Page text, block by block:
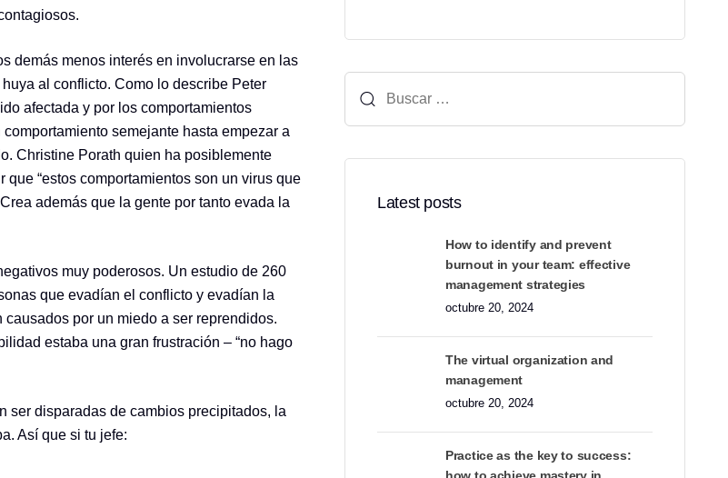
demás menos interés en involucrarse en las
al conflicto. Como lo describe Peter
afectada y por los comportamientos
semejante hasta empezar a
Christine Porath quien ha posiblemente
“estos comportamientos son un virus que
además que la gente por tanto evada la
muy poderosos. Un estudio de 260
que evadían el conflicto y evadían la
por un miedo a ser reprendidos.
estaba una gran frustración – “no hago
ser disparadas de cambios precipitados, la
Así que si tu jefe:
Buscar:
Latest posts
How to identify and prevent
burnout in your team: effective
management strategies
octubre 20, 2024
The virtual organization and
management
octubre 20, 2024
Practice as the key to success:
how to achieve mastery in